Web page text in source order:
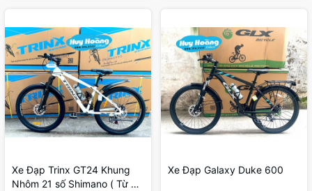
Xe Đạp Trinx GT24 Khung
Nhôm 21 số Shimano ( Từ 9
Xe Đạp Galaxy Duke 600